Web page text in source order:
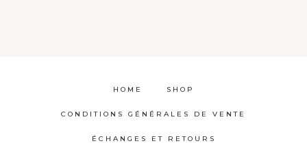
HOME SHOP
CONDITIONS GÉNÉRALES DE VENTE
ÉCHANGES ET RETOURS